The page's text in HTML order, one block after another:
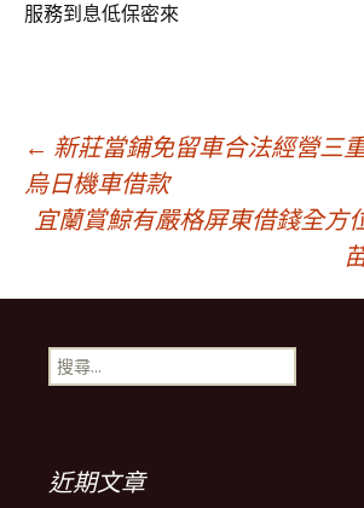
服務到息低保密來
文
章
導
航
列
← 新莊當鋪免留車合法經營三
烏日機車借款
宜蘭賞鯨有嚴格屏東借錢全方
搜
尋
近期文章